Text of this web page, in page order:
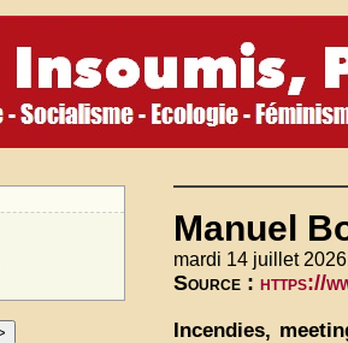
Manuel
mardi 14 juillet
Source :https://
Incendies,